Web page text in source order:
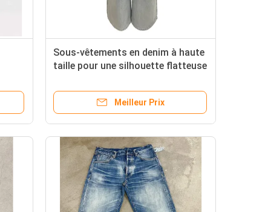
Sous-vêtements en denim à haute
taille pour une silhouette flatteuse
Meilleur Prix